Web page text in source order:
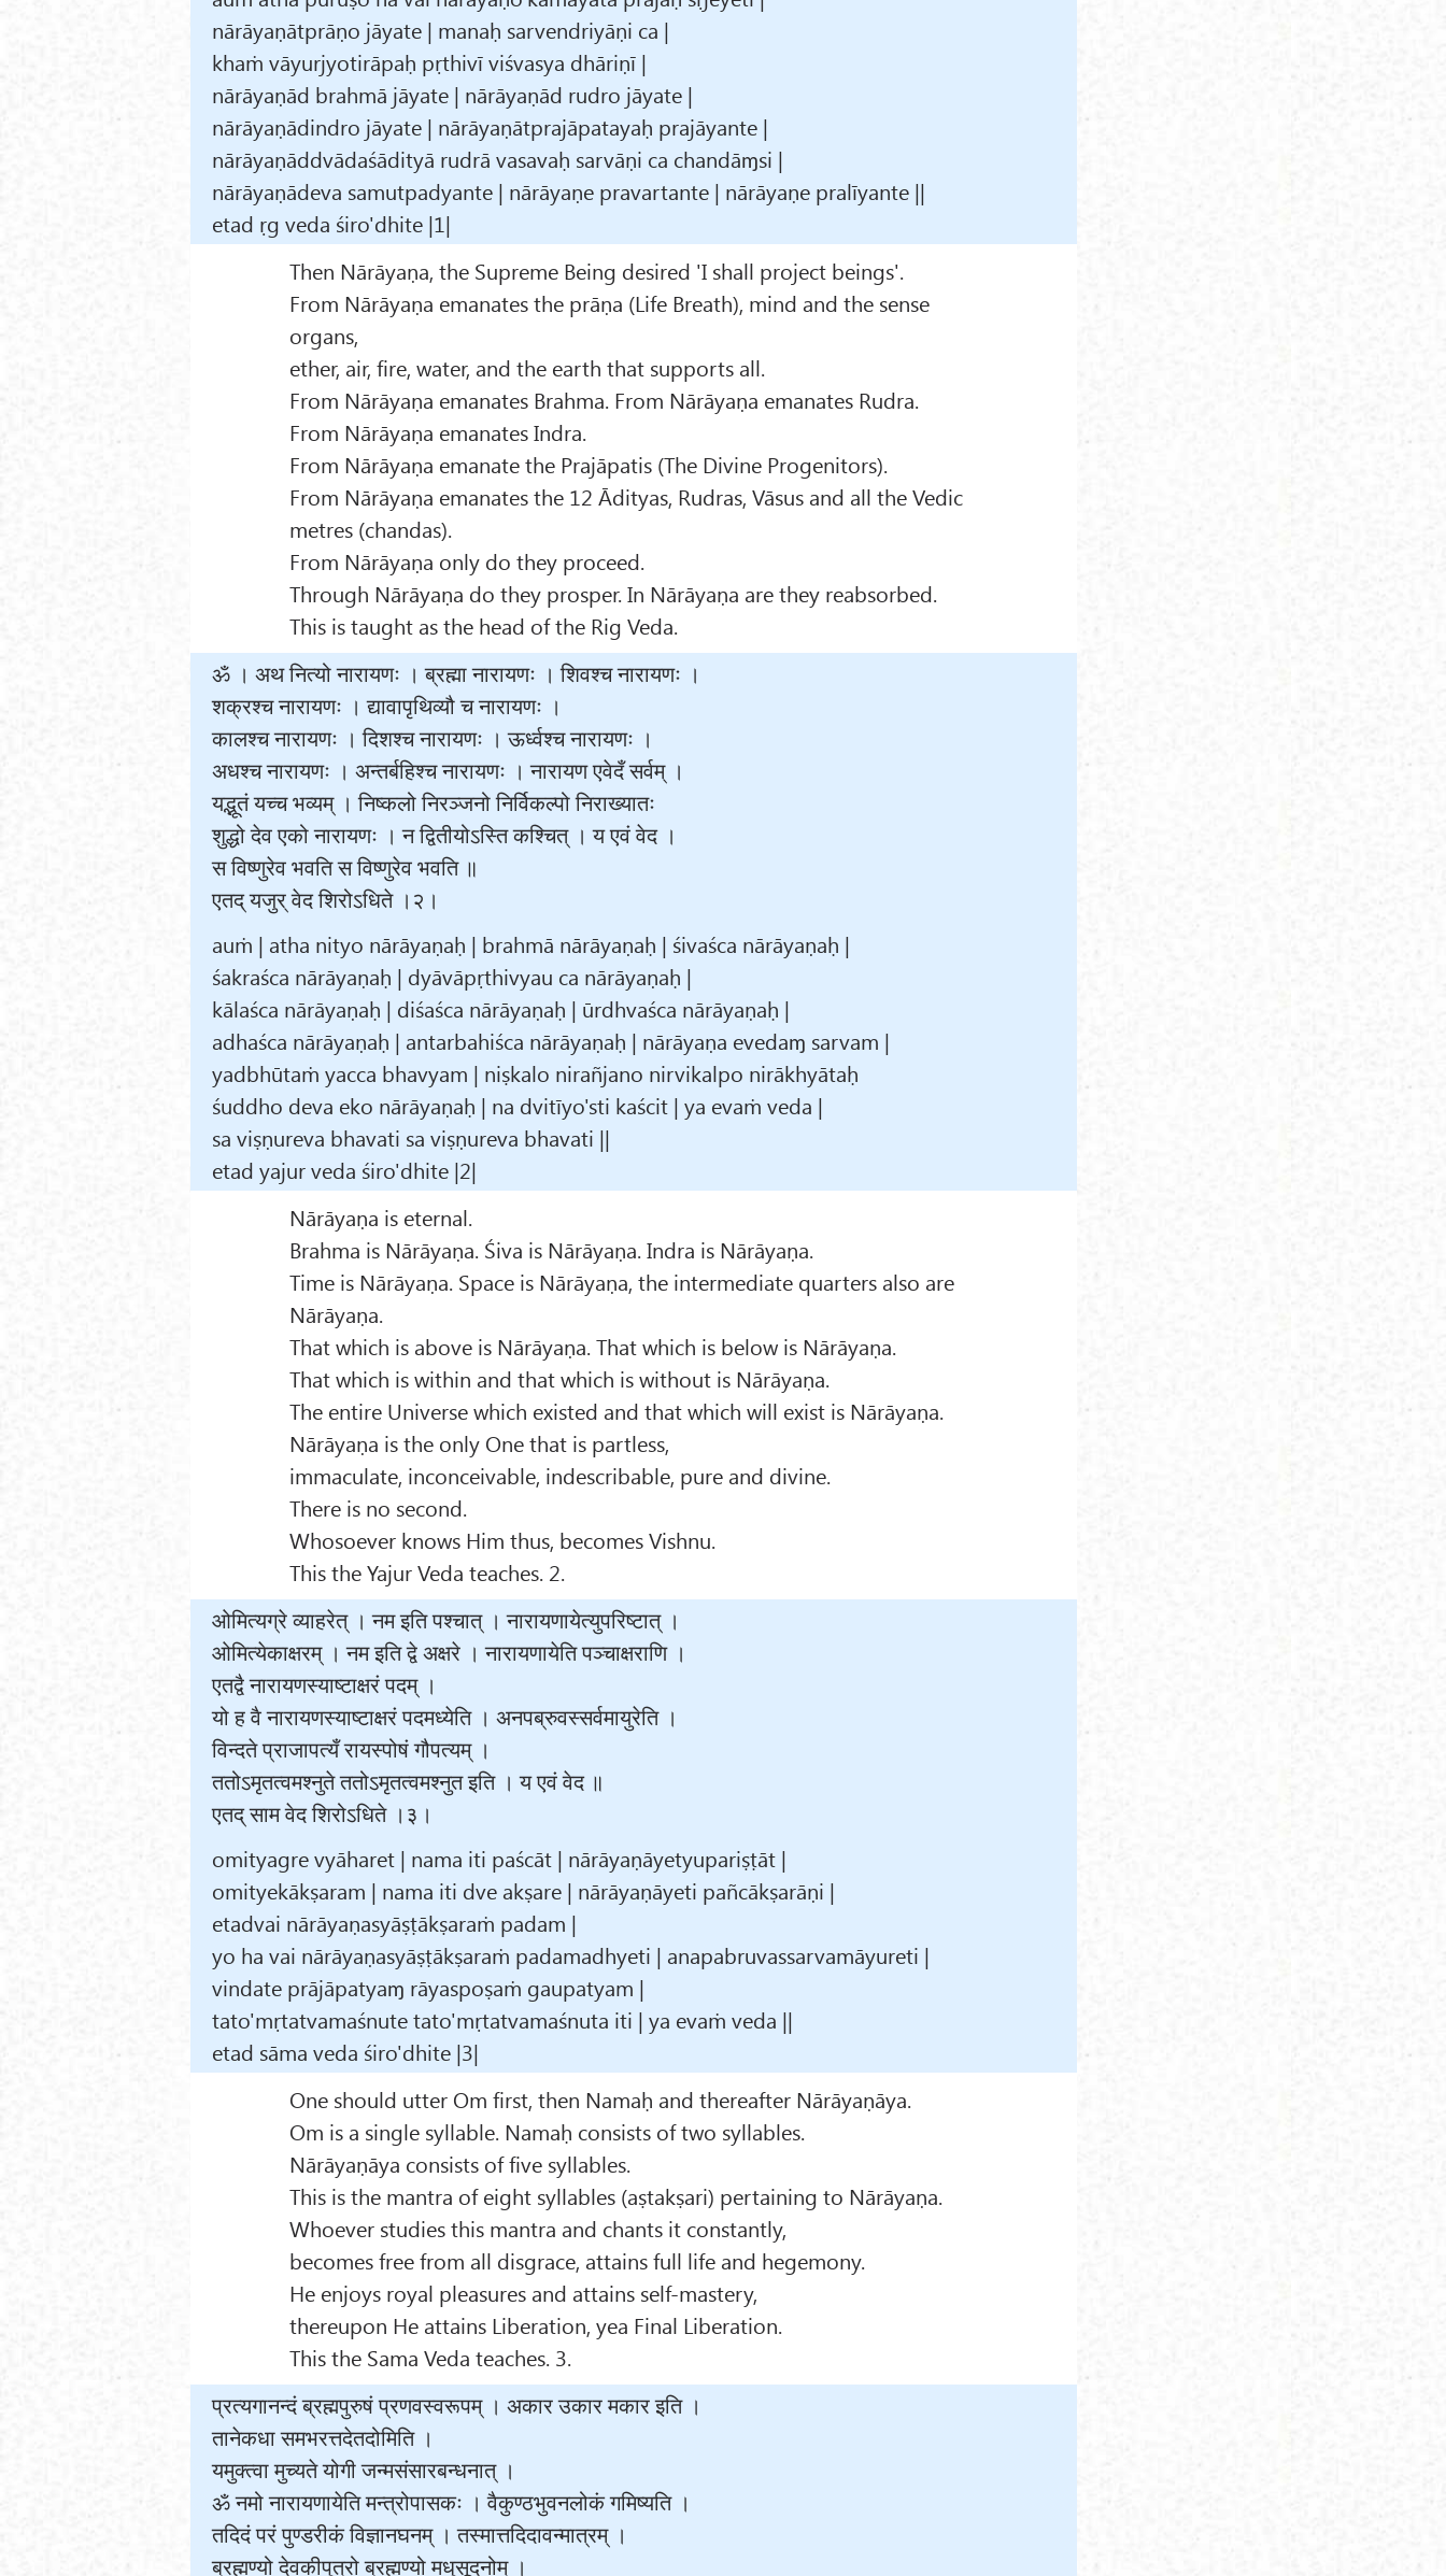
nārāyaṇātprāṇo jāyate | manaḥ sarvendriyāṇi ca |
khaṁ vāyurjyotirāpaḥ pṛthivī viśvasya dhāriṇī |
nārāyaṇād brahmā jāyate | nārāyaṇād rudro jāyate |
nārāyaṇādindro jāyate | nārāyaṇātprajāpatayaḥ prajāyante |
nārāyaṇāddvādaśādityā rudrā vasavaḥ sarvāṇi ca chandāɱsi |
nārāyaṇādeva samutpadyante | nārāyaṇe pravartante | nārāyaṇe pralīyante ||
etad ṛg veda śiro'dhite |1|
Then Nārāyaṇa, the Supreme Being desired 'I shall project beings'.
From Nārāyaṇa emanates the prāṇa (Life Breath), mind and the sense
organs,
ether, air, fire, water, and the earth that supports all.
From Nārāyaṇa emanates Brahma. From Nārāyaṇa emanates Rudra.
From Nārāyaṇa emanates Indra.
From Nārāyaṇa emanate the Prajāpatis (The Divine Progenitors).
From Nārāyaṇa emanates the 12 Ādityas, Rudras, Vāsus and all the Vedic
metres (chandas).
From Nārāyaṇa only do they proceed.
Through Nārāyaṇa do they prosper. In Nārāyaṇa are they reabsorbed.
This is taught as the head of the Rig Veda.
ॐ । अथ नित्यो नारायणः । ब्रह्मा नारायणः । शिवश्च नारायणः ।
शक्रश्च नारायणः । द्यावापृथिव्यौ च नारायणः ।
कालश्च नारायणः । दिशश्च नारायणः । ऊर्ध्वश्च नारायणः ।
अधश्च नारायणः । अन्तर्बहिश्च नारायणः । नारायण एवेदँ सर्वम् ।
यद्भूतं यच्च भव्यम् । निष्कलो निरञ्जनो निर्विकल्पो निराख्यातः
शुद्धो देव एको नारायणः । न द्वितीयोऽस्ति कश्चित् । य एवं वेद ।
स विष्णुरेव भवति स विष्णुरेव भवति ॥
एतद् यजुर् वेद शिरोऽधिते ।२।
auṁ | atha nityo nārāyaṇaḥ | brahmā nārāyaṇaḥ | śivaśca nārāyaṇaḥ |
śakraśca nārāyaṇaḥ | dyāvāpṛthivyau ca nārāyaṇaḥ |
kālaśca nārāyaṇaḥ | diśaśca nārāyaṇaḥ | ūrdhvaśca nārāyaṇaḥ |
adhaśca nārāyaṇaḥ | antarbahiśca nārāyaṇaḥ | nārāyaṇa evedaɱ sarvam |
yadbhūtaṁ yacca bhavyam | niṣkalo nirañjano nirvikalpo nirākhyātaḥ
śuddho deva eko nārāyaṇaḥ | na dvitīyo'sti kaścit | ya evaṁ veda |
sa viṣṇureva bhavati sa viṣṇureva bhavati ||
etad yajur veda śiro'dhite |2|
Nārāyaṇa is eternal.
Brahma is Nārāyaṇa. Śiva is Nārāyaṇa. Indra is Nārāyaṇa.
Time is Nārāyaṇa. Space is Nārāyaṇa, the intermediate quarters also are
Nārāyaṇa.
That which is above is Nārāyaṇa. That which is below is Nārāyaṇa.
That which is within and that which is without is Nārāyaṇa.
The entire Universe which existed and that which will exist is Nārāyaṇa.
Nārāyaṇa is the only One that is partless,
immaculate, inconceivable, indescribable, pure and divine.
There is no second.
Whosoever knows Him thus, becomes Vishnu.
This the Yajur Veda teaches. 2.
ओमित्यग्रे व्याहरेत् । नम इति पश्चात् । नारायणायेत्युपरिष्टात् ।
ओमित्येकाक्षरम् । नम इति द्वे अक्षरे । नारायणायेति पञ्चाक्षराणि ।
एतद्वै नारायणस्याष्टाक्षरं पदम् ।
यो ह वै नारायणस्याष्टाक्षरं पदमध्येति । अनपब्रुवस्सर्वमायुरेति ।
विन्दते प्राजापत्यँ रायस्पोषं गौपत्यम् ।
ततोऽमृतत्वमश्नुते ततोऽमृतत्वमश्नुत इति । य एवं वेद ॥
एतद् साम वेद शिरोऽधिते ।३।
omityagre vyāharet | nama iti paścāt | nārāyaṇāyetyupariṣṭāt |
omityekākṣaram | nama iti dve akṣare | nārāyaṇāyeti pañcākṣarāṇi |
etadvai nārāyaṇasyāṣṭākṣaraṁ padam |
yo ha vai nārāyaṇasyāṣṭākṣaraṁ padamadhyeti | anapabruvassarvamāyureti |
vindate prājāpatyaɱ rāyaspoṣaṁ gaupatyam |
tato'mṛtatvamaśnute tato'mṛtatvamaśnuta iti | ya evaṁ veda ||
etad sāma veda śiro'dhite |3|
One should utter Om first, then Namaḥ and thereafter Nārāyaṇāya.
Om is a single syllable. Namaḥ consists of two syllables.
Nārāyaṇāya consists of five syllables.
This is the mantra of eight syllables (aṣtakṣari) pertaining to Nārāyaṇa.
Whoever studies this mantra and chants it constantly,
becomes free from all disgrace, attains full life and hegemony.
He enjoys royal pleasures and attains self-mastery,
thereupon He attains Liberation, yea Final Liberation.
This the Sama Veda teaches. 3.
प्रत्यगानन्दं ब्रह्मपुरुषं प्रणवस्वरूपम् । अकार उकार मकार इति ।
तानेकधा समभरत्तदेतदोमिति ।
यमुक्त्वा मुच्यते योगी जन्मसंसारबन्धनात् ।
ॐ नमो नारायणायेति मन्त्रोपासकः । वैकुण्ठभुवनलोकं गमिष्यति ।
तदिदं परं पुण्डरीकं विज्ञानघनम् । तस्मात्तदिदावन्मात्रम् ।
ब्रह्मण्यो देवकीपुत्रो ब्रह्मण्यो मधुसूदनोम् ।